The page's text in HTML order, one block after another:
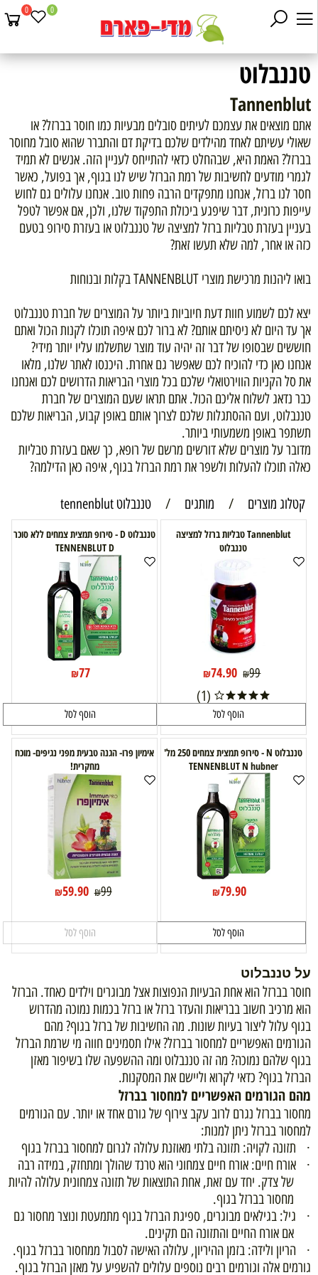
0 0
טננבלוט
Tannenblut
אתם מוצאים את עצמכם לעיתים סובלים מבעיות כמו חוסר בברזל? או
שאולי עשיתם לאחד מהילדים שלכם בדיקת דם והתברר שהוא סובל מחוסר
בברזל? האמת היא, שבהחלט כדאי להתייחס לעניין הזה. אנשים לא תמיד
לגמרי מודעים לחשיבות של רמת הברזל שיש לנו בגוף, אך בפועל, כאשר
חסר לנו ברזל, אנחנו מתפקדים הרבה פחות טוב. אנחנו עלולים גם לחוש
עייפות כרונית, דבר שיפגע ביכולת התפקוד שלנו, ולכן, אם אפשר לטפל
בעניין בעזרת טבליות ברזל למציצה של טננבלוט או בעזרת סירופ בטעם
כזה או אחר, למה שלא תעשו זאת?
בואו ליהנות מרכישת מוצרי TANNENBLUT בקלות ובנוחות
יצא לכם לשמוע חוות דעת חיוביות ביותר על המוצרים של חברת טננבלוט
אך עד היום לא ניסיתם אותם? לא ברור לכם איפה תוכלו לקנות הכול ואתם
חוששים שבסופו של דבר זה יהיה עוד מוצר שתשלמו עליו יותר מידי?
אנחנו כאן כדי להוכיח לכם שאפשר גם אחרת. היכנסו לאתר שלנו, מלאו
את סל הקניות הווירטואלי שלכם בכל מוצרי הבריאות הדרושים לכם ואנחנו
כבר נדאג לשלוח אליכם הכול. אתם תראו שעם המוצרים של חברת
טננבלוט, ועם ההסתגלות שלכם לצרוך אותם באופן קבוע, הבריאות שלכם
תשתפר באופן משמעותי ביותר.
מדובר על מוצרים שלא דורשים מרשם של רופא, כך שאם בעזרת טבליות
כאלה תוכלו להעלות ולשפר את רמת הברזל בגוף, איפה כאן הדילמה?
קטלוג מוצרים / מותגים / טננבלוט tennenblut
Tannenblut טבליות ברזל למציצה
טננבלוט
₪99
₪74.90
(1)
הוסף לסל
טננבלוט D - סירופ תמצית צמחים ללא סוכר
TENNENBLUT D
₪77
הוסף לסל
טננבלוט N - סירופ תמצית צמחים 250 מל'
TENNENBLUT N hubner
₪79.90
הוסף לסל
אימיון פרו- הגנה טבעית מפני נגיפים- מוכח
מחקרית!
₪99
₪59.90
הוסף לסל
על טננבלוט
חוסר בברזל הוא אחת הבעיות הנפוצות אצל מבוגרים וילדים כאחד. הברזל
הוא מרכיב חשוב בבריאות והעדר ברזל או ברזל בכמות נמוכה מהדרוש
בגוף עלול ליצור בעיות שונות. מה החשיבות של ברזל בגוף? מהם
הגורמים האפשריים למחסור בברזל? אילו תסמינים חווה מי שרמת הברזל
בגוף שלהם נמוכה? מה זה טננבלוט ומה ההשפעה שלו בשיפור מאזן
הברזל בגוף? כדאי לקרוא וליישם את המסקנות.
מהם הגורמים האפשריים למחסור בברזל
מחסור בברזל נגרם לרוב עקב צירוף של גורם אחד או יותר. עם הגורמים
למחסור בברזל ניתן למנות:
· תזונה לקויה: תזונה בלתי מאוזנת עלולה לגרום למחסור בברזל בגוף
·
אורח חיים: אורח חיים צמחוני הוא טרנד שהולך ומתחזק, במידה רבה
של צדק. יחד עם זאת, אחת התוצאות של תזונה צמחונית עלולה להיות
מחסור בברזל בגוף.
·
גיל: בגילאים מבוגרים, ספיגת הברזל בגוף מתמעטת ונוצר מחסור גם
אם אורח החיים והתזונה הם תקינים.
·
הריון ולידה: בזמן ההיריון, עלולה האישה לסבול ממחסור בברזל בגוף.
גורמים אלה וגורמים רבים נוספים עלולים להשפיע על מאזן הברזל בגוף.